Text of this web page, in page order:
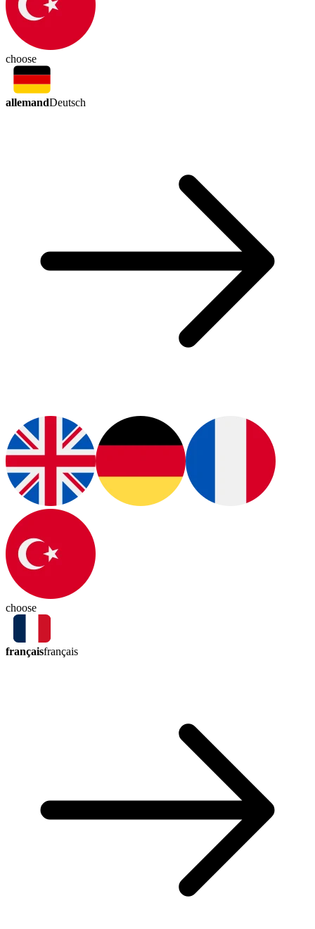
choose
allemandDeutsch
choose
françaisfrançais